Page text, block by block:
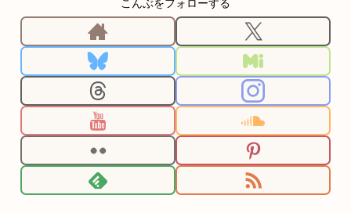
こんぶをフォローする